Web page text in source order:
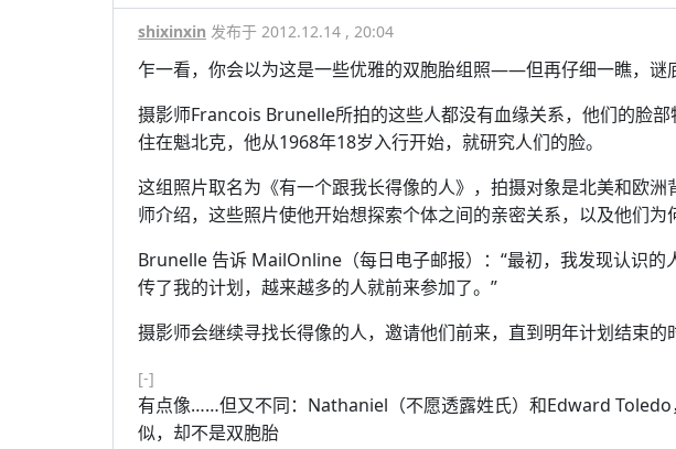
shixinxin 发布于 2012.12.14 , 20:04
乍一看，你会以为这是一些优雅的双胞胎组照——但再仔细一瞧，谜
摄影师Francois Brunelle所拍的这些人都没有血缘关系，他们的脸
住在魁北克，他从1968年18岁入行开始，就研究人们的脸。
这组照片取名为《有一个跟我长得像的人》，拍摄对象是北美和欧
师介绍，这些照片使他开始想探索个体之间的亲密关系，以及他们为
Brunelle 告诉 MailOnline（每日电子邮报）：“最初，我发现认识的
传了我的计划，越来越多的人就前来参加了。”
摄影师会继续寻找长得像的人，邀请他们前来，直到明年计划结束的
[-]
有点像……但又不同：Nathaniel（不愿透露姓氏）和Edward Toledo
似，却不是双胞胎